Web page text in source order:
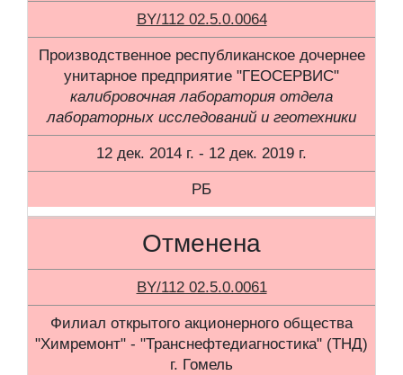
BY/112 02.5.0.0064
Производственное республиканское дочернее
унитарное предприятие "ГЕОСЕРВИС"
калибровочная лаборатория отдела
лабораторных исследований и геотехники
12 дек. 2014 г. - 12 дек. 2019 г.
РБ
Отменена
BY/112 02.5.0.0061
Филиал открытого акционерного общества
"Химремонт" - "Транснефтедиагностика" (ТНД)
г. Гомель